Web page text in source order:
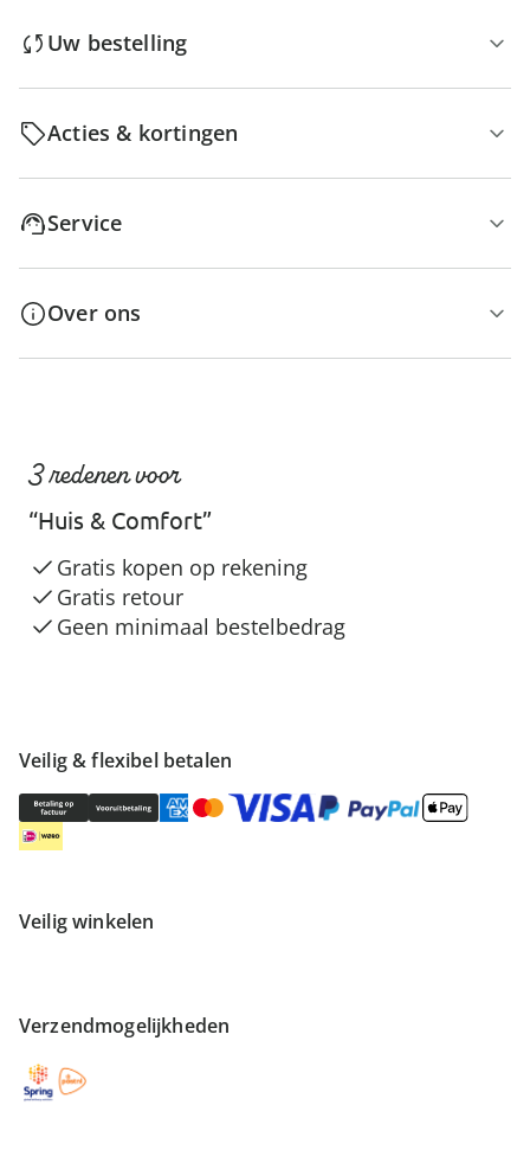
Uw bestelling
Acties & kortingen
Service
Over ons
Veilig & flexibel betalen
Veilig winkelen
Verzendmogelijkheden
3 redenen voor
“Huis & Comfort”
Gratis kopen op rekening
Gratis retour
Geen minimaal bestelbedrag